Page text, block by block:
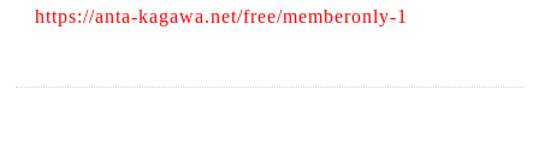
https://anta-kagawa.net/free/memberonly-1